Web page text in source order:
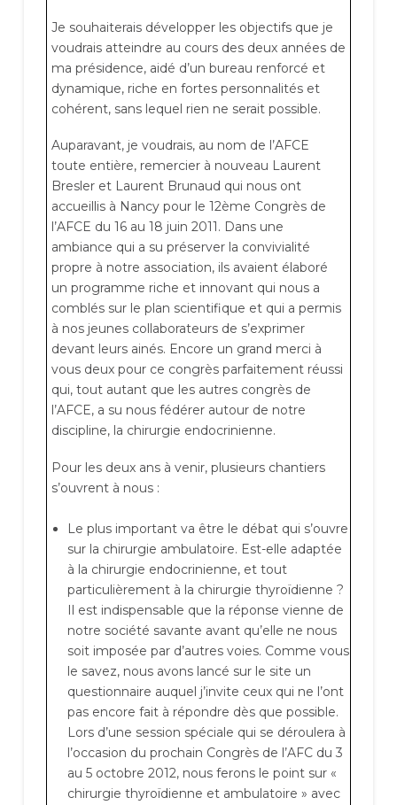
Je souhaiterais développer les objectifs que je
voudrais atteindre au cours des deux années de
ma présidence, aidé d’un bureau renforcé et
dynamique, riche en fortes personnalités et
cohérent, sans lequel rien ne serait possible.
Auparavant, je voudrais, au nom de l’AFCE
toute entière, remercier à nouveau Laurent
Bresler et Laurent Brunaud qui nous ont
accueillis à Nancy pour le 12ème Congrès de
l’AFCE du 16 au 18 juin 2011. Dans une
ambiance qui a su préserver la convivialité
propre à notre association, ils avaient élaboré
un programme riche et innovant qui nous a
comblés sur le plan scientifique et qui a permis
à nos jeunes collaborateurs de s’exprimer
devant leurs ainés. Encore un grand merci à
vous deux pour ce congrès parfaitement réussi
qui, tout autant que les autres congrès de
l’AFCE, a su nous fédérer autour de notre
discipline, la chirurgie endocrinienne.
Pour les deux ans à venir, plusieurs chantiers
s’ouvrent à nous :
Le plus important va être le débat qui s’ouvre
sur la chirurgie ambulatoire. Est-elle adaptée
à la chirurgie endocrinienne, et tout
particulièrement à la chirurgie thyroïdienne ?
Il est indispensable que la réponse vienne de
notre société savante avant qu’elle ne nous
soit imposée par d’autres voies. Comme vous
le savez, nous avons lancé sur le site un
questionnaire auquel j’invite ceux qui ne l’ont
pas encore fait à répondre dès que possible.
Lors d’une session spéciale qui se déroulera à
l’occasion du prochain Congrès de l’AFC du 3
au 5 octobre 2012, nous ferons le point sur «
chirurgie thyroïdienne et ambulatoire » avec